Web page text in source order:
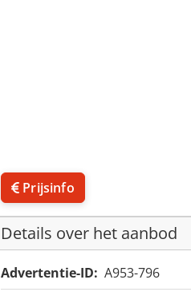
Prijsinfo
Details over het aanbod
Advertentie-ID: A953-796